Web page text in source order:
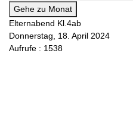
Gehe zu Monat
Elternabend Kl.4ab
Donnerstag, 18. April 2024
Aufrufe : 1538